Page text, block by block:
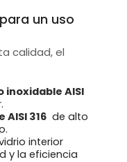
un uso
calidad, el
AISI
316 de alto
interior
y la eficiencia